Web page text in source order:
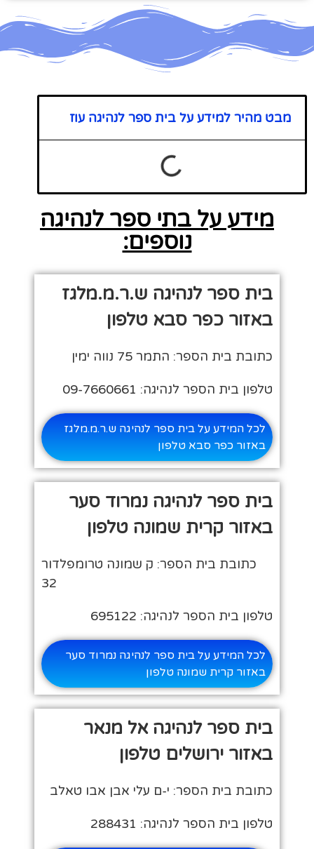
מבט מהיר למידע על בית ספר לנהיגה עוז
מידע על בתי ספר לנהיגה
נוספים:
בית ספר לנהיגה ש.ר.מ.מלגז
באזור כפר סבא טלפון
כתובת בית הספר: התמר 75 נווה ימין
טלפון בית הספר לנהיגה: 09-7660661
לכל המידע על בית ספר לנהיגה ש.ר.מ.מלגז
באזור כפר סבא טלפון
בית ספר לנהיגה נמרוד סער
באזור קרית שמונה טלפון
כתובת בית הספר: ק שמונה טרומפלדור
32
טלפון בית הספר לנהיגה: 695122
לכל המידע על בית ספר לנהיגה נמרוד סער
באזור קרית שמונה טלפון
בית ספר לנהיגה אל מנאר
באזור ירושלים טלפון
כתובת בית הספר: י-ם עלי אבן אבו טאלב
טלפון בית הספר לנהיגה: 288431